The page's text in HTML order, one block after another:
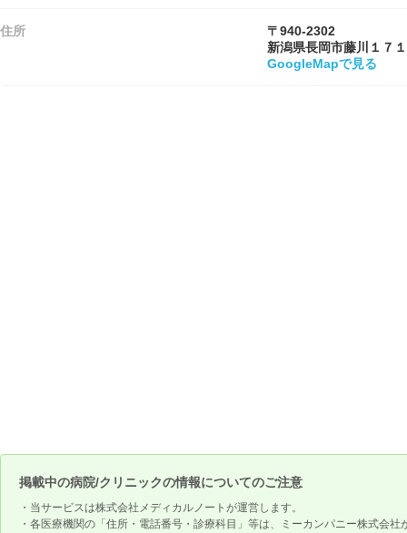
住所
〒940-2302
新潟県長岡市藤川１７
GoogleMapで見る
掲載中の病院/クリニックの情報についてのご注意
・当サービスは株式会社メディカルノートが運営します。
・各医療機関の「住所・電話番号・診療科目」等は、ミーカンパニー株式会